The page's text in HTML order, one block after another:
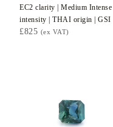
EC2 clarity | Medium Intense
intensity | THAI origin | GSI
£825 (ex VAT)